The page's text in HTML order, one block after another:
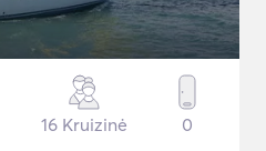
16 Kruizinė 0